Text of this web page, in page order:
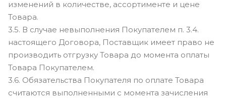
изменений в количестве, ассортименте и цене
Товара.
3.5. В случае невыполнения Покупателем п. 3.4.
настоящего Договора, Поставщик имеет право не
производить отгрузку Товара до момента оплаты
Товара Покупателем.
3.6. Обязательства Покупателя по оплате Товара
считаются выполненными с момента зачисления